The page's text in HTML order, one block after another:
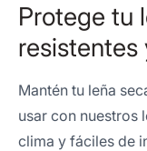
Protege tu
Mantén tu leña
usar con nuestros
clima y fáciles de